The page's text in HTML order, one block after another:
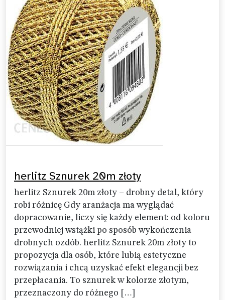
herlitz Sznurek 20m złoty
herlitz Sznurek 20m złoty – drobny detal, który
robi różnicę Gdy aranżacja ma wyglądać
dopracowanie, liczy się każdy element: od koloru
przewodniej wstążki po sposób wykończenia
drobnych ozdób. herlitz Sznurek 20m złoty to
propozycja dla osób, które lubią estetyczne
rozwiązania i chcą uzyskać efekt elegancji bez
przepłacania. To sznurek w kolorze złotym,
przeznaczony do różnego […]